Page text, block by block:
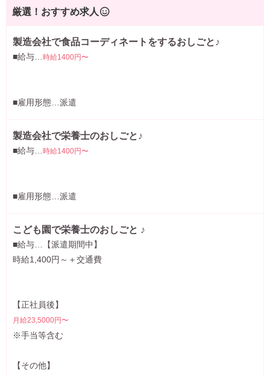
厳選！おすすめ求人
製造会社で食品コーディネートをするおしごと♪
■給与… 時給1400円〜
■雇用形態…派遣
製造会社で栄養士のおしごと♪
■給与… 時給1400円〜
■雇用形態…派遣
こども園で栄養士のおしごと ♪
■給与…【派遣期間中】
時給1,400円～＋交通費
【正社員後】
月給23,5000円〜
※手当等含む
【その他】